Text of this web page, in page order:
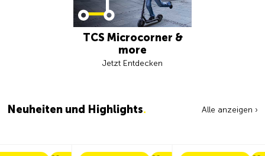
TCS Microcorner &
more
Jetzt Entdecken
Neuheiten und Highlights. Alle anzeigen ›